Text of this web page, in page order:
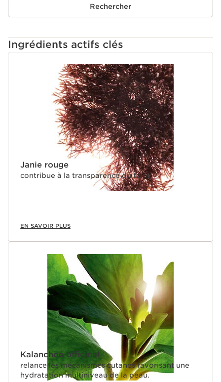
Rechercher
Ingrédients actifs clés
ALLER AU CONTENU
Janie rouge
contribue à la transparence du teint
EN SAVOIR PLUS
Kalanchoé officinal
relance les mécanismes cutanés favorisant une
hydratation multiniveau de la peau.